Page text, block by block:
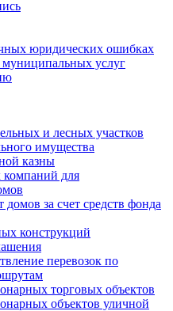
юридических ошибках
услуг
и лесных участков
имущества
казны
для
за счет средств фонда
конструкций
перевозок по
торговых объектов
объектов уличной